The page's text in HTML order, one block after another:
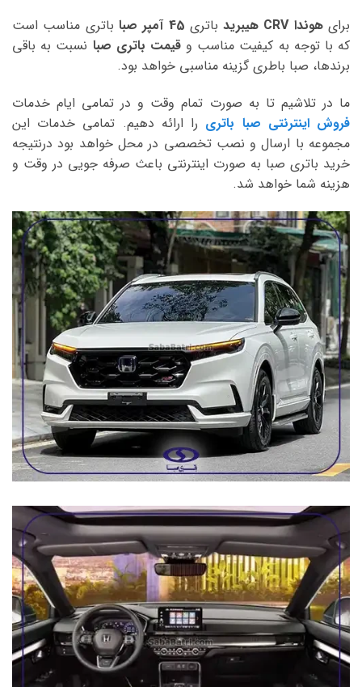
برایهوندا CRV هیبرید باتری
باتری مناسب است
که با توجه به کیفیت مناسب وقیمت باتری صبا نسبت به باقی
برندها، صبا باطری گزینه مناسبی خواهد بود.
ما در تلاشیم تا به صورت تمام وقت و در تمامی ایام خدمات
فروش اینترنتی صبا باتری را ارائه دهیم. تمامی خدمات این
مجموعه با ارسال و نصب تخصصی در محل خواهد بود درنتیجه
خرید باتری صبا به صورت اینترنتی باعث صرفه جویی در وقت و
هزینه شما خواهد شد.